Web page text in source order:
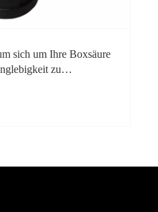
sich um Ihre Boxsäure
zu